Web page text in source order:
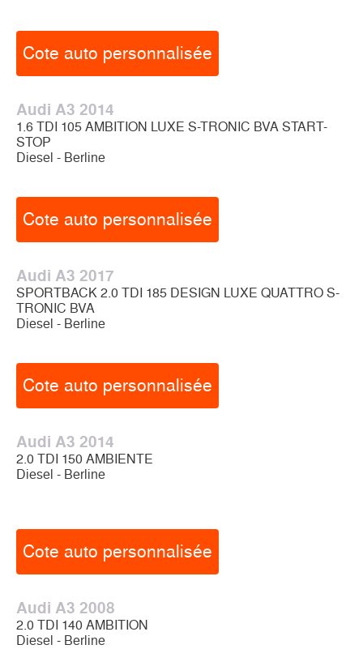
Cote auto personnalisée
Audi A3 2014
1.6 TDI 105 AMBITION LUXE S-TRONIC BVA START-
STOP
Diesel - Berline
Cote auto personnalisée
Audi A3 2017
SPORTBACK 2.0 TDI 185 DESIGN LUXE QUATTRO S-
TRONIC BVA
Diesel - Berline
Cote auto personnalisée
Audi A3 2014
2.0 TDI 150 AMBIENTE
Diesel - Berline
Cote auto personnalisée
Audi A3 2008
2.0 TDI 140 AMBITION
Diesel - Berline